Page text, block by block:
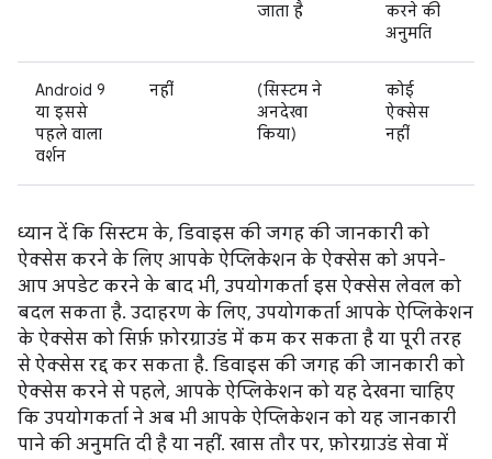
जाता है
करने की
अनुमति
Android 9
या इससे
पहले वाला
वर्शन
नहीं
(सिस्टम ने
अनदेखा
किया)
कोई
ऐक्सेस
नहीं
ध्यान दें कि सिस्टम के, डिवाइस की जगह की जानकारी को
ऐक्सेस करने के लिए आपके ऐप्लिकेशन के ऐक्सेस को अपने-
आप अपडेट करने के बाद भी, उपयोगकर्ता इस ऐक्सेस लेवल को
बदल सकता है. उदाहरण के लिए, उपयोगकर्ता आपके ऐप्लिकेशन
के ऐक्सेस को सिर्फ़ फ़ोरग्राउंड में कम कर सकता है या पूरी तरह
से ऐक्सेस रद्द कर सकता है. डिवाइस की जगह की जानकारी को
ऐक्सेस करने से पहले, आपके ऐप्लिकेशन को यह देखना चाहिए
कि उपयोगकर्ता ने अब भी आपके ऐप्लिकेशन को यह जानकारी
पाने की अनुमति दी है या नहीं. खास तौर पर, फ़ोरग्राउंड सेवा में